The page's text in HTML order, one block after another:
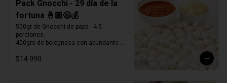
Pack Gnocchi - 29 día de la
fortuna 🤞🏼😄💰
500gr de Gnocchi de papa - 4-5
porciones.
400grs de bolognesa con abundante
100grs de queso parmesano rallado.
$14.990